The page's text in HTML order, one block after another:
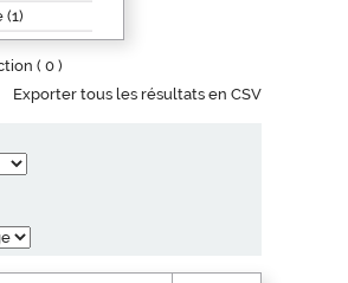
(1)
( 0 )
Exporter tous les résultats en CSV